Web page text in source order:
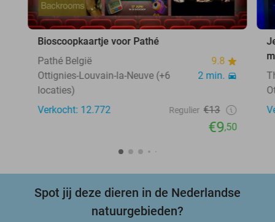
Bioscoopkaartje voor Pathé
Pathé België
9.8
Ottignies-Louvain-la-Neuve (+6
locaties)
2 min.
Verkocht: 12.772 Regulier €13
€9,50
Spot jij deze dieren in de Nederlandse
natuurgebieden?